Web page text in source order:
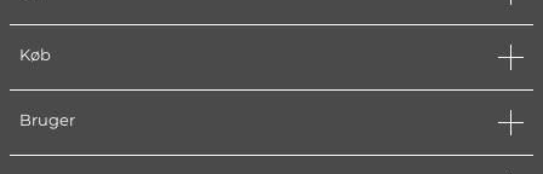
Køb
Bruger